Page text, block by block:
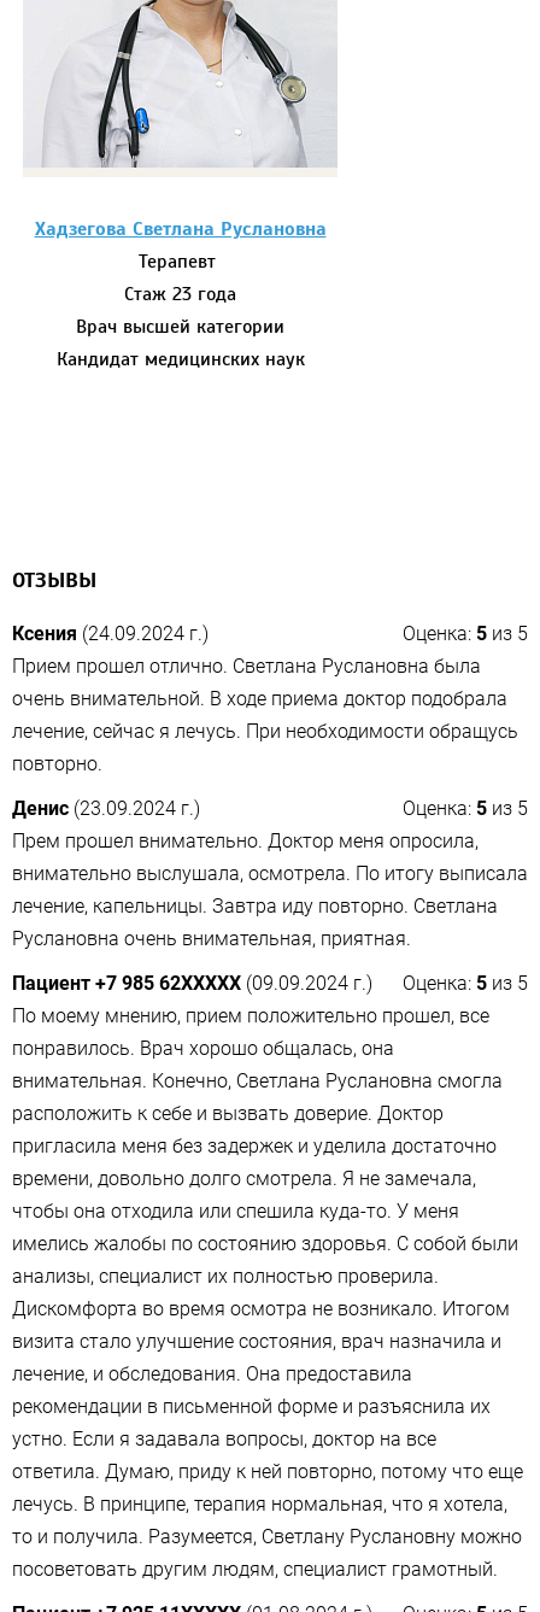
Хадзегова Светлана Руслановна
Терапевт
Стаж 23 года
Врач высшей категории
Кандидат медицинских наук
ОТЗЫВЫ
Ксения (24.09.2024 г.) Оценка: 5 из 5
Прием прошел отлично. Светлана Руслановна была
очень внимательной. В ходе приема доктор подобрала
лечение, сейчас я лечусь. При необходимости обращусь
повторно.
Денис (23.09.2024 г.) Оценка: 5 из 5
Прем прошел внимательно. Доктор меня опросила,
внимательно выслушала, осмотрела. По итогу выписала
лечение, капельницы. Завтра иду повторно. Светлана
Руслановна очень внимательная, приятная.
Пациент +7 985 62XXXXX (09.09.2024 г.) Оценка: 5 из 5
По моему мнению, прием положительно прошел, все
понравилось. Врач хорошо общалась, она
внимательная. Конечно, Светлана Руслановна смогла
расположить к себе и вызвать доверие. Доктор
пригласила меня без задержек и уделила достаточно
времени, довольно долго смотрела. Я не замечала,
чтобы она отходила или спешила куда-то. У меня
имелись жалобы по состоянию здоровья. С собой были
анализы​, специалист их полностью проверила.
Дискомфорта во время осмотра не возникало. Итогом
визита стало улучшение состояния, врач назначила и
лечение, и обследования. Она предоставила
рекомендации в письменной форме и разъяснила их
устно. Если я задавала вопросы, доктор на все
ответила. Думаю, приду к ней повторно, потому что еще
лечусь. В принципе, терапия нормальная, что я хотела,
то и получила. Разумеется, Светлану Руслановну можно
посоветовать другим людям, специалист грамотный.